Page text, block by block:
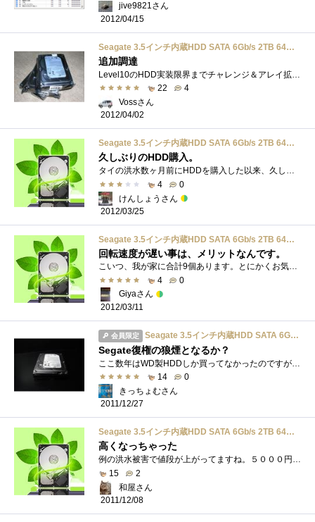
jive9821さん
2012/04/15
Seagate 3.5インチ内蔵HDD SATA 6Gb/s 2TB 64MB 5900rpm ST2000DL003
追加調達
22
4
Vossさん
2012/04/02
Seagate 3.5インチ内蔵HDD SATA 6Gb/s 2TB 64MB 5900rpm ST2000DL003
久しぶりのHDD購入。
タイの洪水数ヶ月前にHDDを購入した以来、久しぶりにHDDを購入。暫く高値が続いていたので、ずっと様子を見ていたのですが、今使っているHDDの�...
4
0
けんしょうさん
2012/03/25
Seagate 3.5インチ内蔵HDD SATA 6Gb/s 2TB 64MB 5900rpm ST2000DL003
回転速度が遅い事は、メリットなんです。
こいつ、我が家に合計9個あります。とにかくお気に入りのHDDです。どこがいいのか。回転速度が今時5900ってどうよ？はい、イイんです。静かで省...
4
0
Giyaさん
2012/03/11
会員限定 Seagate 3.5インチ内蔵HDD SATA 6Gb/s 2TB 64MB 5900rpm ST2000DL003
Segate復権の狼煙となるか？
14
0
きっちょむさん
2011/12/27
Seagate 3.5インチ内蔵HDD SATA 6Gb/s 2TB 64MB 5900rpm ST2000DL003
高くなっちゃった
例の洪水被害で値段が上がってますね。５０００円時代に買いたかった・・・・。WDのドライブ２台ががイニシャライズ失敗&バッドセクタの嵐�...
15
2
和屋さん
2011/12/08